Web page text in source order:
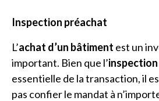
Inspection préachat
L’achat d’un bâtiment est un
important. Bien que l’inspection
essentielle de la transaction, il
pas confier le mandat à